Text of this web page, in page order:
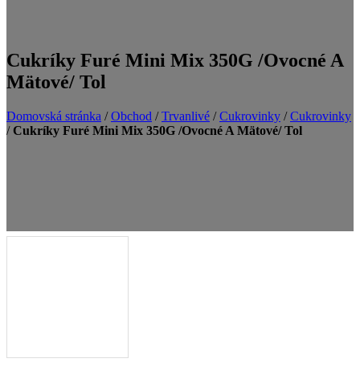
Cukríky Furé Mini Mix 350G /Ovocné A
Mätové/ Tol
Domovská stránka /Obchod /Trvanlivé /Cukrovinky /Cukrovinky
/Cukríky Furé Mini Mix 350G /Ovocné A Mätové/ Tol